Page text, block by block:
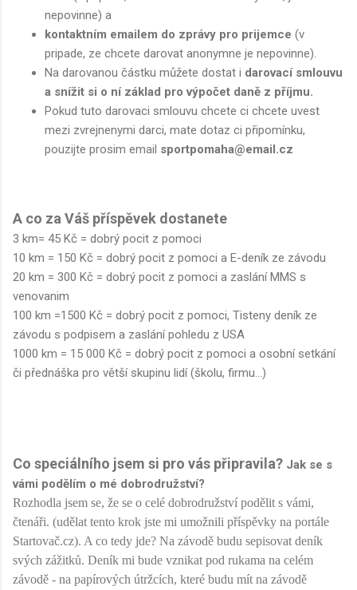
nepovinne) a
kontaktním emailem do zprávy pro prijemce (v
pripade, ze chcete darovat anonymne je nepovinne).
Na darovanou částku můžete dostat i darovací smlouvu
a snížit si o ní základ pro výpočet daně z příjmu.
Pokud tuto darovaci smlouvu chcete ci chcete uvest
mezi zvrejnenymi darci, mate dotaz ci připomínku,
pouzijte prosim email sportpomaha@email.cz
A co za Váš příspěvek dostanete
3 km= 45 Kč = dobrý pocit z pomoci
10 km = 150 Kč = dobrý pocit z pomoci a E-deník ze závodu
20 km = 300 Kč = dobrý pocit z pomoci a zaslání MMS s
venovanim
100 km =1500 Kč = dobrý pocit z pomoci, Tisteny deník ze
závodu s podpisem a zaslání pohledu z USA
1000 km = 15 000 Kč = dobrý pocit z pomoci a osobní setkání
či přednáška pro větší skupinu lidí (školu, firmu...)
Co speciálního jsem si pro vás připravila? Jak se s
vámi podělím o mé dobrodružství?
Rozhodla jsem se, že se o celé dobrodružství podělit s vámi,
čtenáři. (udělat tento krok jste mi umožnili příspěvky na portále
Startovač.cz). A co tedy jde? Na závodě budu sepisovat deník
svých zážitků. Deník mi bude vznikat pod rukama na celém
závodě - na papírových útržcích, které budu mít na závodě